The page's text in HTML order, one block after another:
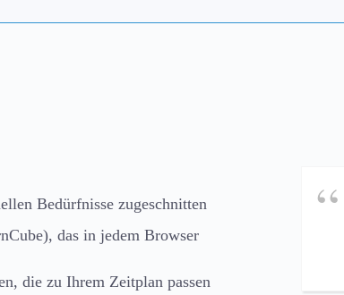
Bedürfnisse zugeschnitten
das in jedem Browser
die zu Ihrem Zeitplan passen